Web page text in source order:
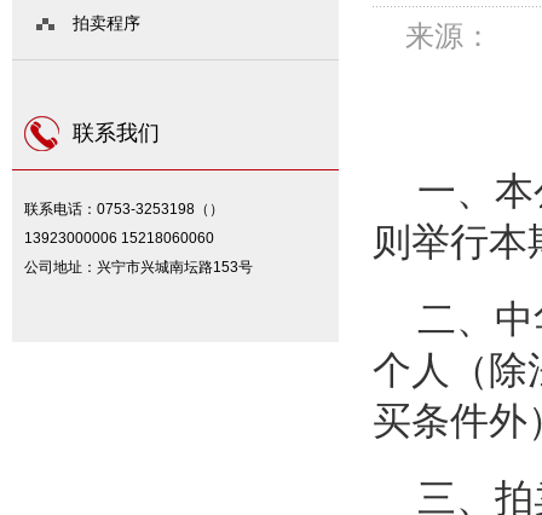
拍卖程序
联系我们
联系电话：0753-3253198（）
13923000006 15218060060
公司地址：兴宁市兴城南坛路153号
来源： |
一、
则举行本
二、
个人（除
买条件外
三、